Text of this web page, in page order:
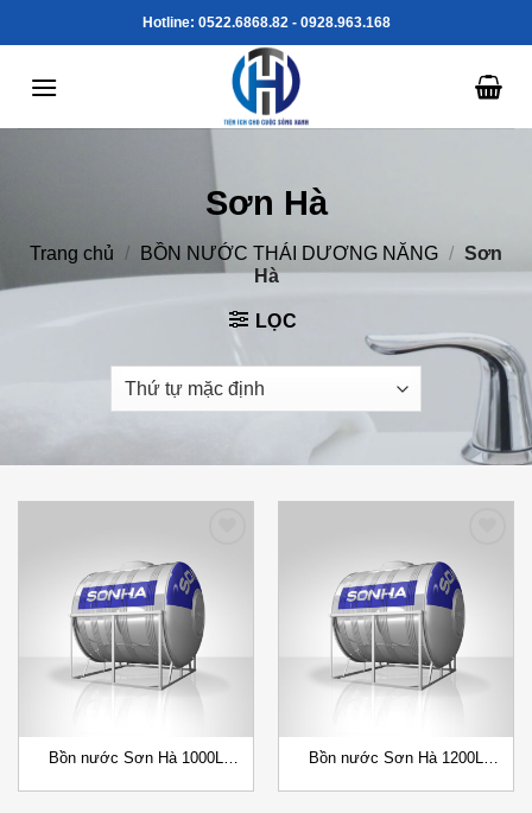
to
Hotline: 0522.6868.82 - 0928.963.168
Sơn Hà
Trang chủ / BỒN NƯỚC THÁI DƯƠNG NĂNG / Sơn
Hà
LỌC
Add to
Wishlist
Bồn nước Sơn Hà 1000L
Add to
Wishlist
Bồn nước Sơn Hà 1200L